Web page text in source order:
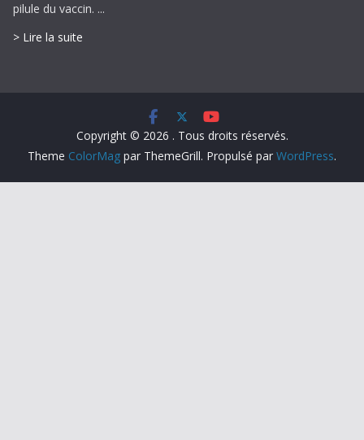
pilule du vaccin. ...
> Lire la suite
Copyright © 2026 . Tous droits réservés.
Theme ColorMag par ThemeGrill. Propulsé par WordPress.